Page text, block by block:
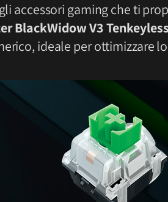
accessori gaming che ti
BlackWidow V3 Tenkeyless
ideale per ottimizzare